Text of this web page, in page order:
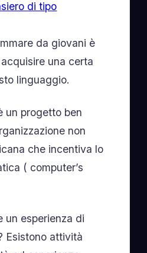
di tipo
da giovani è
una certa
linguaggio.
un progetto ben
non
che incentiva lo
( computer’s
un esperienza di
Esistono attività